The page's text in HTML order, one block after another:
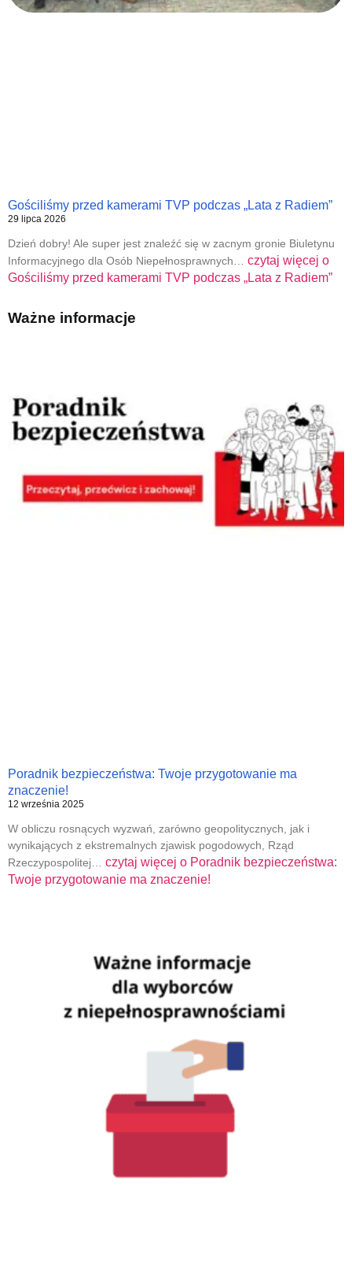
Gościliśmy przed kamerami TVP podczas „Lata z Radiem”
29 lipca 2026
Dzień dobry! Ale super jest znaleźć się w zacnym gronie Biuletynu
Informacyjnego dla Osób Niepełnosprawnych… czytaj więcej o
Gościliśmy przed kamerami TVP podczas „Lata z Radiem”
Ważne informacje
Poradnik bezpieczeństwa: Twoje przygotowanie ma
znaczenie!
12 września 2025
W obliczu rosnących wyzwań, zarówno geopolitycznych, jak i
wynikających z ekstremalnych zjawisk pogodowych, Rząd
Rzeczypospolitej… czytaj więcej o Poradnik bezpieczeństwa:
Twoje przygotowanie ma znaczenie!